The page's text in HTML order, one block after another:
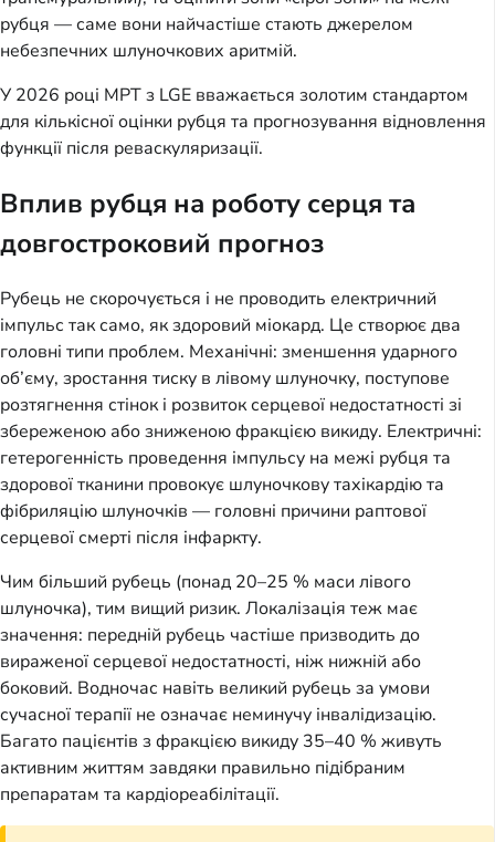
рубця — саме вони найчастіше стають джерелом
небезпечних шлуночкових аритмій.
У 2026 році МРТ з LGE вважається золотим стандартом
для кількісної оцінки рубця та прогнозування відновлення
функції після реваскуляризації.
Вплив рубця на роботу серця та
довгостроковий прогноз
Рубець не скорочується і не проводить електричний
імпульс так само, як здоровий міокард. Це створює два
головні типи проблем. Механічні: зменшення ударного
об’єму, зростання тиску в лівому шлуночку, поступове
розтягнення стінок і розвиток серцевої недостатності зі
збереженою або зниженою фракцією викиду. Електричні:
гетерогенність проведення імпульсу на межі рубця та
здорової тканини провокує шлуночкову тахікардію та
фібриляцію шлуночків — головні причини раптової
серцевої смерті після інфаркту.
Чим більший рубець (понад 20–25 % маси лівого
шлуночка), тим вищий ризик. Локалізація теж має
значення: передній рубець частіше призводить до
вираженої серцевої недостатності, ніж нижній або
боковий. Водночас навіть великий рубець за умови
сучасної терапії не означає неминучу інвалідизацію.
Багато пацієнтів з фракцією викиду 35–40 % живуть
активним життям завдяки правильно підібраним
препаратам та кардіореабілітації.